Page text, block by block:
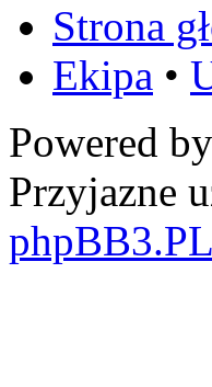
Strona
Ekipa •
Powered by
Przyjazne
phpBB3.PL